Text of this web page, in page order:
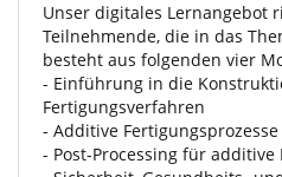
Unser digitales Lernangebot
Teilnehmende, die in das
besteht aus folgenden vier
- Einführung in die
Fertigungsverfahren
- Additive Fertigungsprozesse
- Post-Processing für